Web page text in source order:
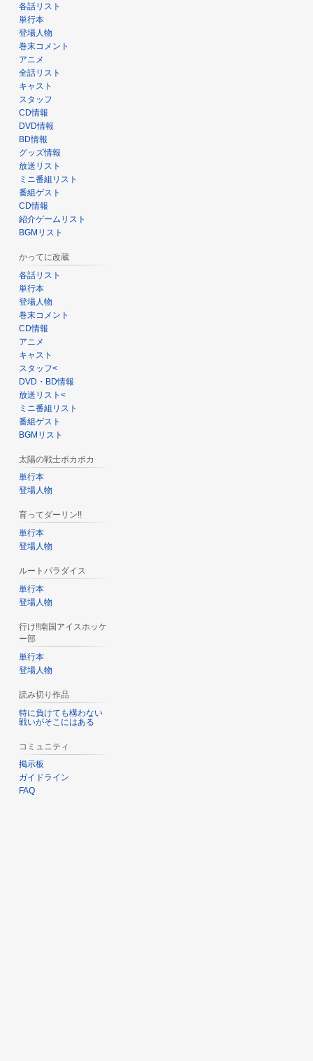
各話リスト
単行本
登場人物
巻末コメント
アニメ
全話リスト
キャスト
スタッフ
CD情報
DVD情報
BD情報
グッズ情報
放送リスト
ミニ番組リスト
番組ゲスト
CD情報
紹介ゲームリスト
BGMリスト
かってに改蔵
各話リスト
単行本
登場人物
巻末コメント
CD情報
アニメ
キャスト
スタッフ<
DVD・BD情報
放送リスト<
ミニ番組リスト
番組ゲスト
BGMリスト
太陽の戦士ポカポカ
単行本
登場人物
育ってダーリン!!
単行本
登場人物
ルートパラダイス
単行本
登場人物
行け!!南国アイスホッケ
ー部
単行本
登場人物
読み切り作品
特に負けても構わない
戦いがそこにはある
コミュニティ
掲示板
ガイドライン
FAQ